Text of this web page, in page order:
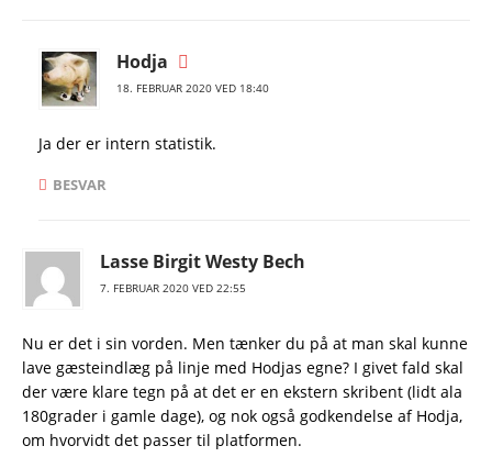
Hodja
18. FEBRUAR 2020 VED 18:40
Ja der er intern statistik.
BESVAR
Lasse Birgit Westy Bech
7. FEBRUAR 2020 VED 22:55
Nu er det i sin vorden. Men tænker du på at man skal kunne
lave gæsteindlæg på linje med Hodjas egne? I givet fald skal
der være klare tegn på at det er en ekstern skribent (lidt ala
180grader i gamle dage), og nok også godkendelse af Hodja,
om hvorvidt det passer til platformen.